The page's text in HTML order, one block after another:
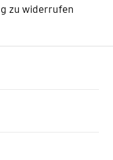
zu widerrufen